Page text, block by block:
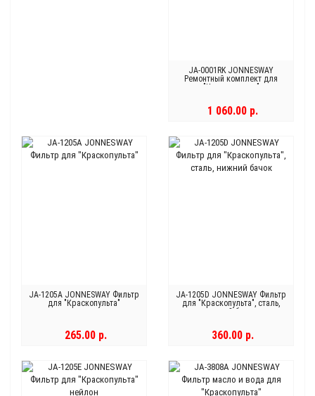
JA-0001RK JONNESWAY
Ремонтный комплект для
"Краскопульта"
1 060.00 р.
JA-1205A JONNESWAY Фильтр
для "Краскопульта"
265.00 р.
JA-1205D JONNESWAY Фильтр
для "Краскопульта", сталь,
нижний бачок
360.00 р.